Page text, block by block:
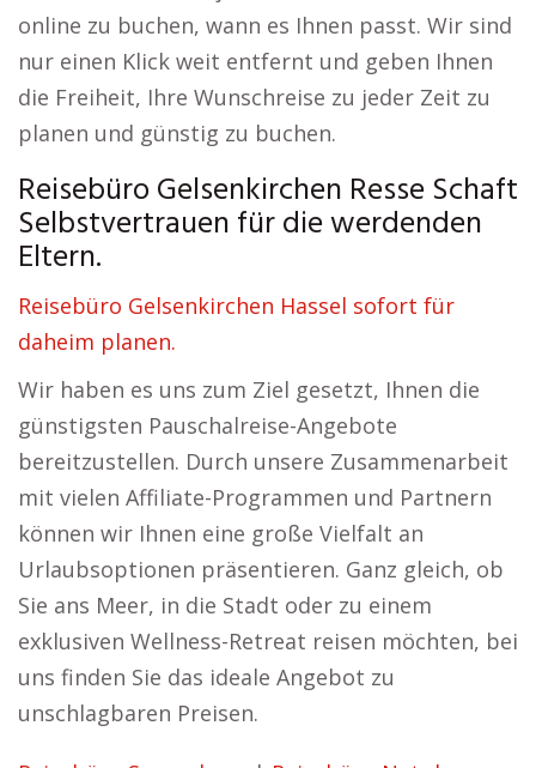
online zu buchen, wann es Ihnen passt. Wir sind
nur einen Klick weit entfernt und geben Ihnen
die Freiheit, Ihre Wunschreise zu jeder Zeit zu
planen und günstig zu buchen.
Reisebüro Gelsenkirchen Resse Schaft
Selbstvertrauen für die werdenden
Eltern.
Reisebüro Gelsenkirchen Hassel sofort für
daheim planen.
Wir haben es uns zum Ziel gesetzt, Ihnen die
günstigsten Pauschalreise-Angebote
bereitzustellen. Durch unsere Zusammenarbeit
mit vielen Affiliate-Programmen und Partnern
können wir Ihnen eine große Vielfalt an
Urlaubsoptionen präsentieren. Ganz gleich, ob
Sie ans Meer, in die Stadt oder zu einem
exklusiven Wellness-Retreat reisen möchten, bei
uns finden Sie das ideale Angebot zu
unschlagbaren Preisen.